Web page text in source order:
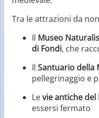
Tra le attrazioni da
Il Museo
di Fondi, che
Il Santuario della
pellegrinaggio e
Levie antiche
essersi fermato